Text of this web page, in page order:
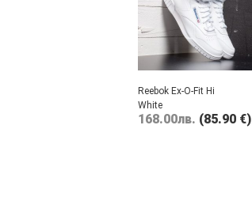
Reebok Ex-O-Fit Hi
White
168.00лв. (85.90 €)